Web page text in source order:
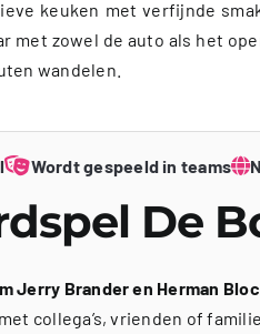
keuken met verfijnde
zowel de auto als het
wandelen.
Wordt gespeeld in teams
De
Jerry Brander en Herman
met collega’s, vrienden of